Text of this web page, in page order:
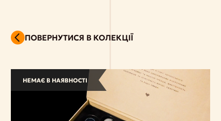
ПОВЕРНУТИСЯ В КОЛЕКЦІЇ
НЕМАЄ В НАЯВНОСТІ